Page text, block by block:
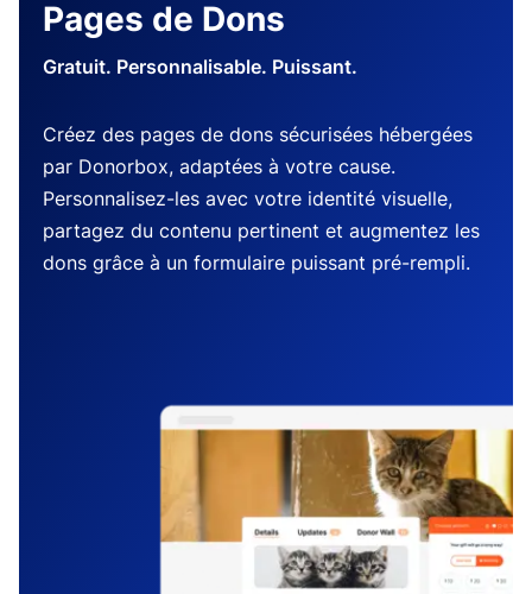
Pages de Dons
Gratuit. Personnalisable. Puissant.
Créez des pages de dons sécurisées hébergées
par Donorbox, adaptées à votre cause.
Personnalisez-les avec votre identité visuelle,
partagez du contenu pertinent et augmentez les
dons grâce à un formulaire puissant pré-rempli.